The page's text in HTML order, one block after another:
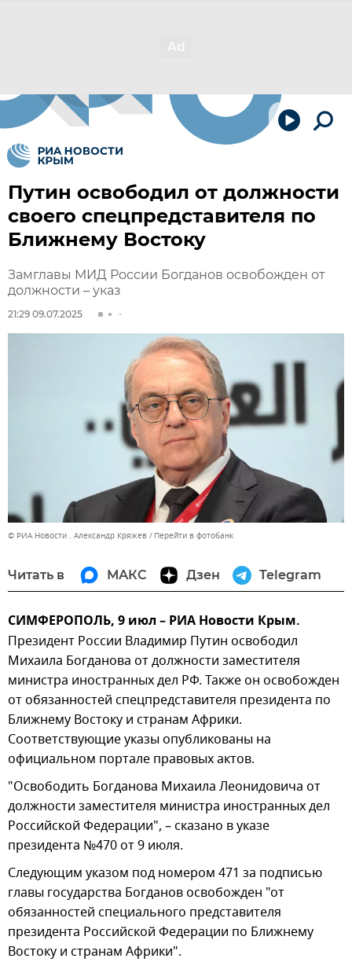
Путин освободил от должности
своего спецпредставителя по
Ближнему Востоку
Замглавы МИД России Богданов освобожден от
должности – указ
21:29 09.07.2025
© РИА Новости . Александр Кряжев Перейти в фотобанк
Читать в МАКС Дзен Telegram
СИМФЕРОПОЛЬ, 9 июл – РИА Новости Крым.
Президент России Владимир Путин освободил
Михаила Богданова от должности заместителя
министра иностранных дел РФ. Также он освобожден
от обязанностей спецпредставителя президента по
Ближнему Востоку и странам Африки.
Соответствующие указы опубликованы на
официальном портале правовых актов.
"Освободить Богданова Михаила Леонидовича от
должности заместителя министра иностранных дел
Российской Федерации", – сказано в указе
президента №470 от 9 июля.
Следующим указом под номером 471 за подписью
главы государства Богданов освобожден "от
обязанностей специального представителя
президента Российской Федерации по Ближнему
Востоку и странам Африки".